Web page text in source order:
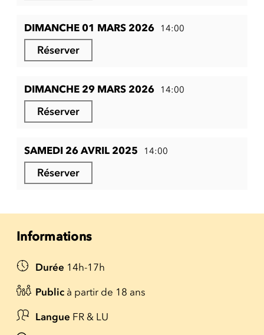
DIMANCHE 01 MARS 2026 14:00
Réserver
DIMANCHE 29 MARS 2026 14:00
Réserver
SAMEDI 26 AVRIL 2025 14:00
Réserver
Informations
Durée 14h-17h
Public à partir de 18 ans
Langue FR & LU